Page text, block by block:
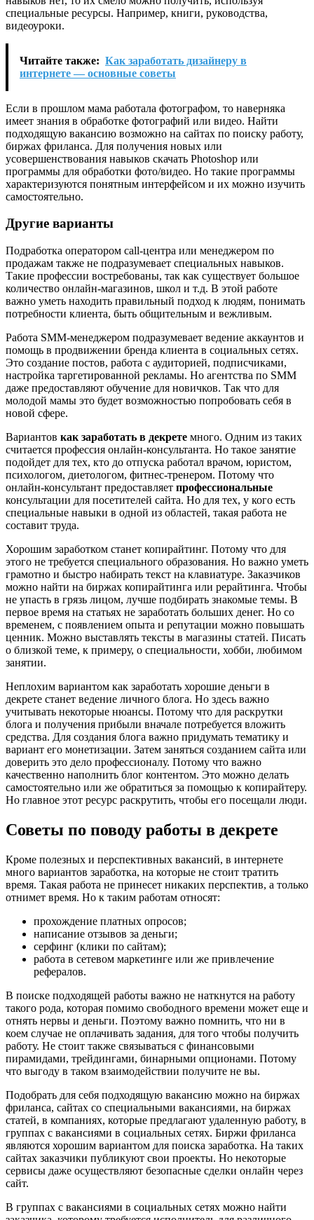
специальные ресурсы. Например, книги, руководства,
видеоуроки.
Читайте также: Как заработать дизайнеру в
интернете — основные советы
Если в прошлом мама работала фотографом, то наверняка
имеет знания в обработке фотографий или видео. Найти
подходящую вакансию возможно на сайтах по поиску работу,
биржах фриланса. Для получения новых или
усовершенствования навыков скачать Photoshop или
программы для обработки фото/видео. Но такие программы
характеризуются понятным интерфейсом и их можно изучить
самостоятельно.
Другие варианты
Подработка оператором call-центра или менеджером по
продажам также не подразумевает специальных навыков.
Такие профессии востребованы, так как существует большое
количество онлайн-магазинов, школ и т.д. В этой работе
важно уметь находить правильный подход к людям, понимать
потребности клиента, быть общительным и вежливым.
Работа SMM-менеджером подразумевает ведение аккаунтов и
помощь в продвижении бренда клиента в социальных сетях.
Это создание постов, работа с аудиторией, подписчиками,
настройка таргетированной рекламы. Но агентства по SMM
даже предоставляют обучение для новичков. Так что для
молодой мамы это будет возможностью попробовать себя в
новой сфере.
Вариантов как заработать в декрете много. Одним из таких
считается профессия онлайн-консультанта. Но такое занятие
подойдет для тех, кто до отпуска работал врачом, юристом,
психологом, диетологом, фитнес-тренером. Потому что
онлайн-консультант предоставляет профессиональные
консультации для посетителей сайта. Но для тех, у кого есть
специальные навыки в одной из областей, такая работа не
составит труда.
Хорошим заработком станет копирайтинг. Потому что для
этого не требуется специального образования. Но важно уметь
грамотно и быстро набирать текст на клавиатуре. Заказчиков
можно найти на биржах копирайтинга или рерайтинга. Чтобы
не упасть в грязь лицом, лучше подбирать знакомые темы. В
первое время на статьях не заработать больших денег. Но со
временем, с появлением опыта и репутации можно повышать
ценник. Можно выставлять тексты в магазины статей. Писать
о близкой теме, к примеру, о специальности, хобби, любимом
занятии.
Неплохим вариантом как заработать хорошие деньги в
декрете станет ведение личного блога. Но здесь важно
учитывать некоторые нюансы. Потому что для раскрутки
блога и получения прибыли вначале потребуется вложить
средства. Для создания блога важно придумать тематику и
вариант его монетизации. Затем заняться созданием сайта или
доверить это дело профессионалу. Потому что важно
качественно наполнить блог контентом. Это можно делать
самостоятельно или же обратиться за помощью к копирайтеру.
Но главное этот ресурс раскрутить, чтобы его посещали люди.
Советы по поводу работы в декрете
Кроме полезных и перспективных вакансий, в интернете
много вариантов заработка, на которые не стоит тратить
время. Такая работа не принесет никаких перспектив, а только
отнимет время. Но к таким работам относят:
прохождение платных опросов;
написание отзывов за деньги;
серфинг (клики по сайтам);
работа в сетевом маркетинге или же привлечение
рефералов.
В поиске подходящей работы важно не наткнутся на работу
такого рода, которая помимо свободного времени может еще и
отнять нервы и деньги. Поэтому важно помнить, что ни в
коем случае не оплачивать задания, для того чтобы получить
работу. Не стоит также связываться с финансовыми
пирамидами, трейдингами, бинарными опционами. Потому
что выгоду в таком взаимодействии получите не вы.
Подобрать для себя подходящую вакансию можно на биржах
фриланса, сайтах со специальными вакансиями, на биржах
статей, в компаниях, которые предлагают удаленную работу, в
группах с вакансиями в социальных сетях. Биржи фриланса
являются хорошим вариантом для поиска заработка. На таких
сайтах заказчики публикуют свои проекты. Но некоторые
сервисы даже осуществляют безопасные сделки онлайн через
сайт.
В группах с вакансиями в социальных сетях можно найти